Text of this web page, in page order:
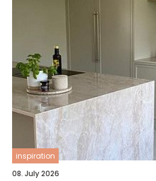
inspiration
08. July 2026